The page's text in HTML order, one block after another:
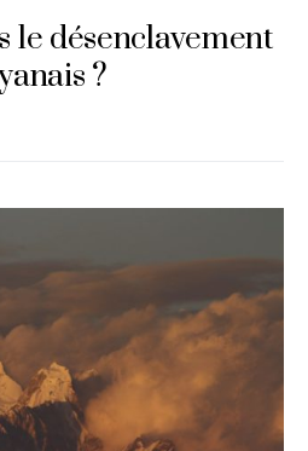
le désenclavement
?